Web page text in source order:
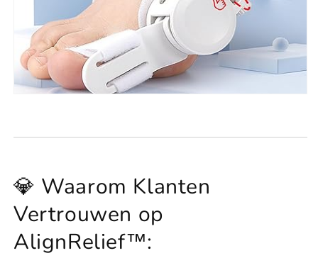
💎 Waarom Klanten
Vertrouwen op
AlignRelief™: